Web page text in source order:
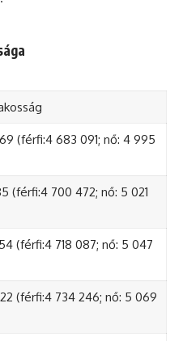
(férfi:4 683 091; nő: 4 995
(férfi:4 700 472; nő: 5 021
(férfi:4 718 087; nő: 5 047
(férfi:4 734 246; nő: 5 069